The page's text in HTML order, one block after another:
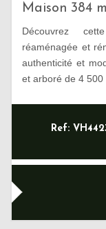
Maison 384
Découvrez
réaménagée et
authenticité et
et arboré de 4 500
Ref: